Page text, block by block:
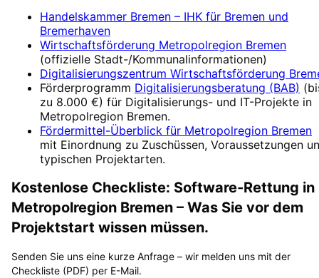
Handelskammer Bremen – IHK für Bremen und
Bremerhaven
Wirtschaftsförderung Metropolregion Bremen
(offizielle Stadt-/Kommunalinformationen)
Digitalisierungszentrum Wirtschaftsförderung
Förderprogramm Digitalisierungsberatung (BAB) (
zu 8.000 €) für Digitalisierungs- und IT-Projekte in
Metropolregion Bremen.
Fördermittel-Überblick für Metropolregion Bremen
mit Einordnung zu Zuschüssen, Voraussetzungen
typischen Projektarten.
Kostenlose Checkliste: Software-Rettung in
Metropolregion Bremen – Was Sie vor dem
Projektstart wissen müssen.
Senden Sie uns eine kurze Anfrage – wir melden uns mit der
Checkliste (PDF) per E-Mail.